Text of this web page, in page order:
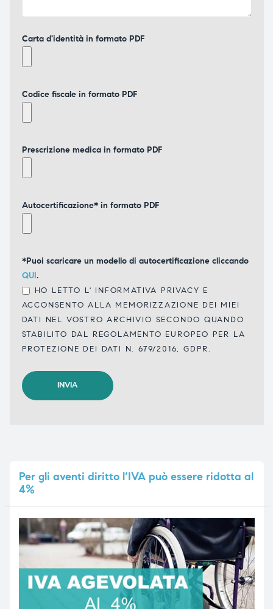
Carta d'identità in formato PDF
Codice fiscale in formato PDF
Prescrizione medica in formato PDF
Autocertificazione* in formato PDF
*Puoi scaricare un modello di autocertificazione cliccando
QUI.
HO LETTO L' INFORMATIVA PRIVACY E
ACCONSENTO ALLA MEMORIZZAZIONE DEI MIEI
DATI NEL VOSTRO ARCHIVIO SECONDO QUANDO
STABILITO DAL REGOLAMENTO EUROPEO PER LA
PROTEZIONE DEI DATI N. 679/2016, GDPR.
Pergli aventi diritto l’IVA può essere ridotta al
4%